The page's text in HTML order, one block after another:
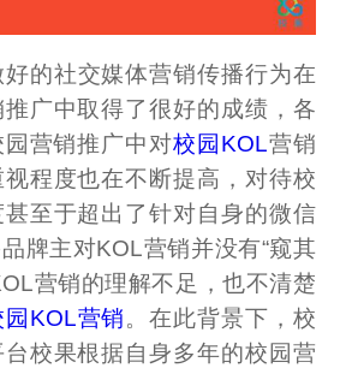
的社交媒体营销传播行为在
广中取得了很好的成绩，各
营销推广中对校园KOL营销
程度也在不断提高，对待校
至于超出了针对自身的微信
牌主对KOL营销并没有“窥其
营销的理解不足，也不清楚
园KOL营销。在此背景下，校
校果根据自身多年的校园营